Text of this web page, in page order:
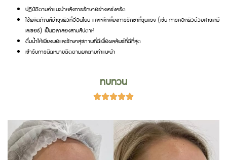
ปฏิบัติตามคำแนะนำหลังการรักษาอย่างเคร่งครัด
ใช้ผลิตภัณฑ์บำรุงผิวที่อ่อนโยน และหลีกเลี่ยงการรักษาที่รุนแรง (เช่น การลอกผิวด้วยสารเคมี
เลเซอร์) เป็นเวลาสองสามสัปดาห์
ดื่มน้ำให้เพียงพอและรักษาสุขภาพที่ดีเพื่อผลลัพธ์ที่ดีที่สุด
เข้ารับการนัดหมายติดตามผลตามคำแนะนำ
ทบทวน
